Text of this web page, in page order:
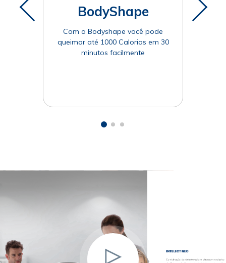
BodyShape
Com a Bodyshape você pode
queimar até 1000 Calorias em 30
minutos facilmente